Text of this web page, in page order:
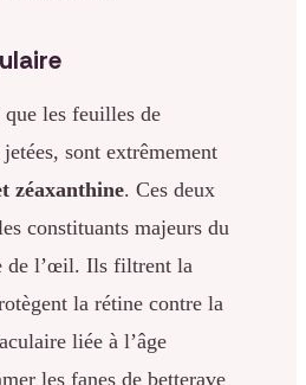
les feuilles de
sont extrêmement
zéaxanthine. Ces deux
constituants majeurs du
de l’œil. Ils filtrent la
la rétine contre la
liée à l’âge
les fanes de betterave